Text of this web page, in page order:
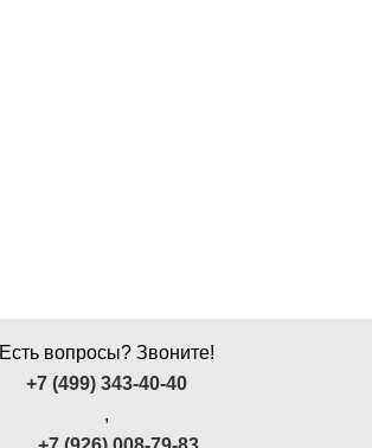
Есть вопросы? Звоните!
+7 (499) 343-40-40
,